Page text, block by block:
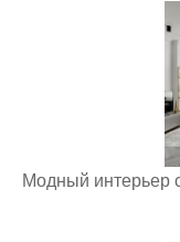
Модный интерьер